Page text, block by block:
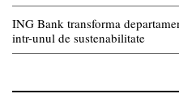
ING Bank transforma
intr-unul de sustenabilitate